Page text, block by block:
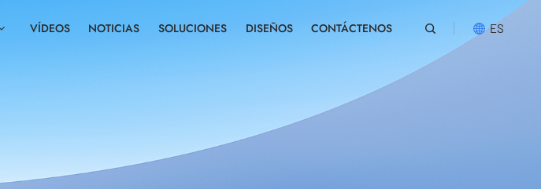
VÍDEOS NOTICIAS SOLUCIONES DISEÑOS CONTÁCTENOS ES